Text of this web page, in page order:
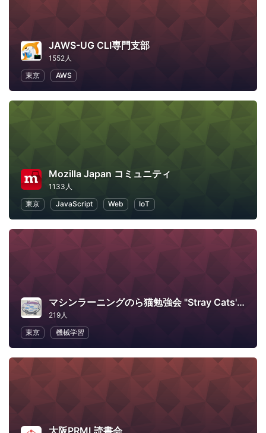
JAWS-UG CLI専門支部
1552人
東京
AWS
Mozilla Japan コミュニティ
1133人
東京
JavaScript Web IoT
マシンラーニングのら猫勉強会 "Stray Cats' Machine Learning Workshop"
219人
東京
機械学習